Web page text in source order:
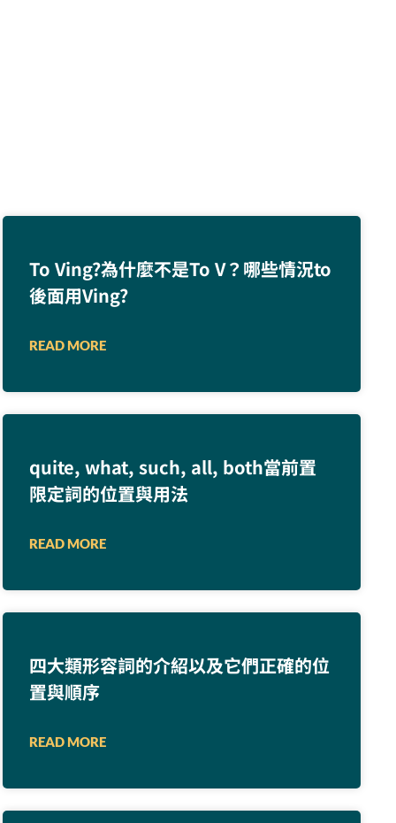
To Ving?為什麼不是To V？哪些情況to
後面用Ving?
READ MORE
quite, what, such, all, both當前置
限定詞的位置與用法
READ MORE
四大類形容詞的介紹以及它們正確的位
置與順序
READ MORE